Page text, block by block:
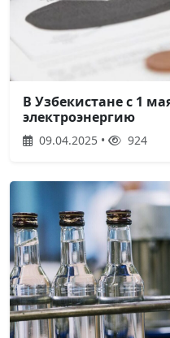
В Узбекистане с 1
электроэнергию
09.04.2025 • 924